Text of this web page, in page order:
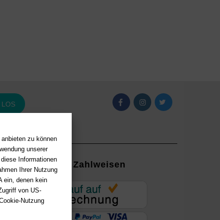
zu können
unserer
Informationen
Ihrer Nutzung
ein, denen kein
von US-
Nutzung
LOS
mit
Zahlweisen